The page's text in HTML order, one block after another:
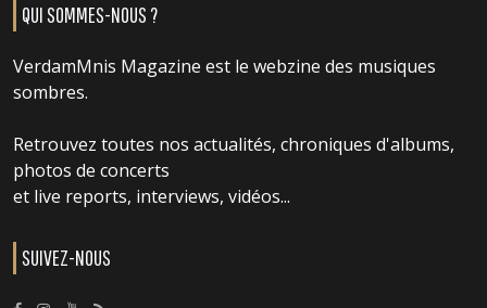
QUI SOMMES-NOUS ?
VerdamMnis Magazine est le webzine des musiques
sombres.
Retrouvez toutes nos actualités, chroniques d'albums,
photos de concerts
et live reports, interviews, vidéos...
SUIVEZ-NOUS